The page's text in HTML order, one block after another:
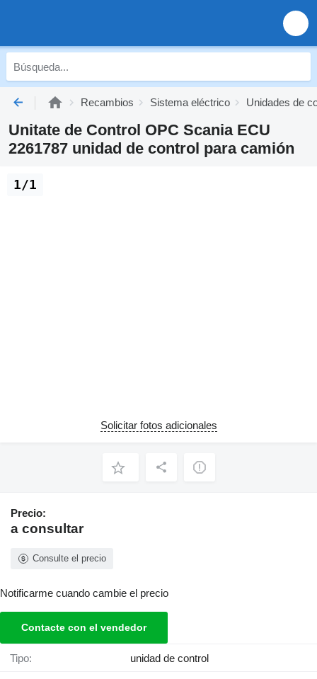
Recambios Sistema eléctrico Unidades de
Unitate de Control OPC Scania ECU
2261787 unidad de control para camión
1/1
Solicitar fotos adicionales
Precio:
a consultar
Consulte el precio
Notificarme cuando cambie el precio
Contacte con el vendedor
Tipo: unidad de control